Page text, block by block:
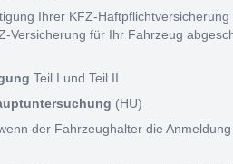
Ihrer KFZ-
Versicherung für Ihr Fahrzeug
Teil I und Teil II
(HU)
wenn der Fahrzeughalter die